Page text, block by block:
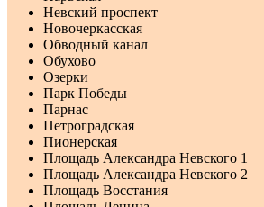
Невский проспект
Новочеркасская
Обводный канал
Обухово
Озерки
Парк Победы
Парнас
Петроградская
Пионерская
Площадь Александра Невского 1
Площадь Александра Невского 2
Площадь Восстания